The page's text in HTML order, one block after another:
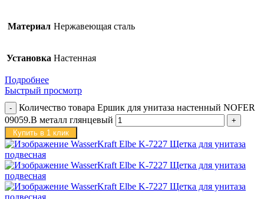
Материал Нержавеющая сталь
Установка Настенная
Подробнее
Быстрый просмотр
Количество товара Ершик для унитаза настенный NOFER
09059.B металл глянцевый
Купить в 1 клик